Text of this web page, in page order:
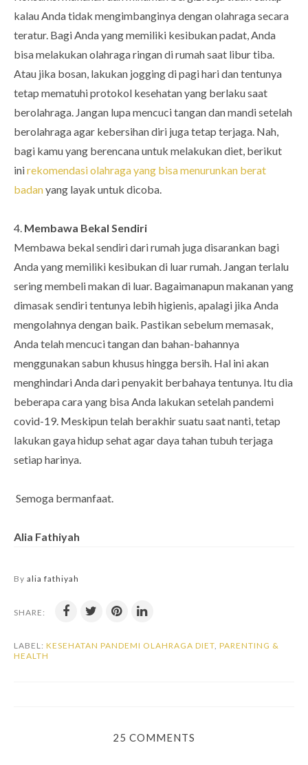
kalau Anda tidak mengimbanginya dengan olahraga secara
teratur. Bagi Anda yang memiliki kesibukan padat, Anda
bisa melakukan olahraga ringan di rumah saat libur tiba.
Atau jika bosan, lakukan jogging di pagi hari dan tentunya
tetap mematuhi protokol kesehatan yang berlaku saat
berolahraga. Jangan lupa mencuci tangan dan mandi setelah
berolahraga agar kebersihan diri juga tetap terjaga. Nah,
bagi kamu yang berencana untuk melakukan diet, berikut
inirekomendasi olahraga yang bisa menurunkan berat
badanyang layak untuk dicoba.
4. Membawa Bekal Sendiri
Membawa bekal sendiri dari rumah juga disarankan bagi
Anda yang memiliki kesibukan di luar rumah. Jangan terlalu
sering membeli makan di luar. Bagaimanapun makanan yang
dimasak sendiri tentunya lebih higienis, apalagi jika Anda
mengolahnya dengan baik. Pastikan sebelum memasak,
Anda telah mencuci tangan dan bahan-bahannya
menggunakan sabun khusus hingga bersih. Hal ini akan
menghindari Anda dari penyakit berbahaya tentunya. Itu dia
beberapa cara yang bisa Anda lakukan setelah pandemi
covid-19. Meskipun telah berakhir suatu saat nanti, tetap
lakukan gaya hidup sehat agar daya tahan tubuh terjaga
setiap harinya.
Semoga bermanfaat.
Alia Fathiyah
By alia fathiyah
SHARE:
LABEL: KESEHATAN PANDEMI OLAHRAGA DIET, PARENTING &
HEALTH
25 COMMENTS